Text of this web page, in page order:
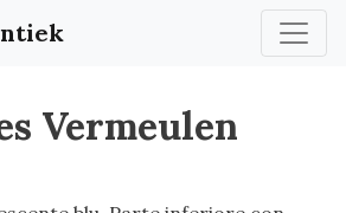
Vermeulen